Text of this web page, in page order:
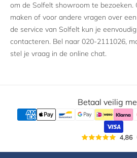
om de Solfelt showroom te bezoeken.
maken of voor andere vragen over
de service van Solfelt kun je
contacteren. Bel naar 020-2111026,
stel je vraag in de online chat.
Betaal veilig